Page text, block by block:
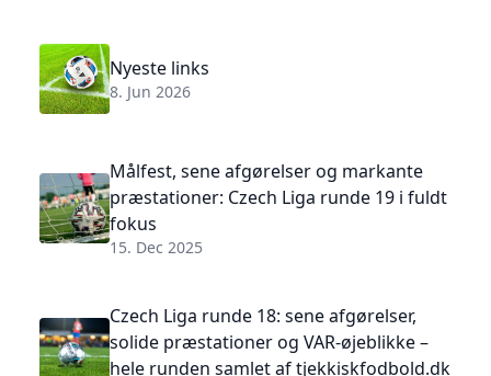
Nyeste links
8. Jun 2026
Målfest, sene afgørelser og markante
præstationer: Czech Liga runde 19 i fuldt
fokus
15. Dec 2025
Czech Liga runde 18: sene afgørelser,
solide præstationer og VAR-øjeblikke –
hele runden samlet af tjekkiskfodbold.dk